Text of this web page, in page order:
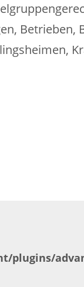
Betrieben,
plugins/